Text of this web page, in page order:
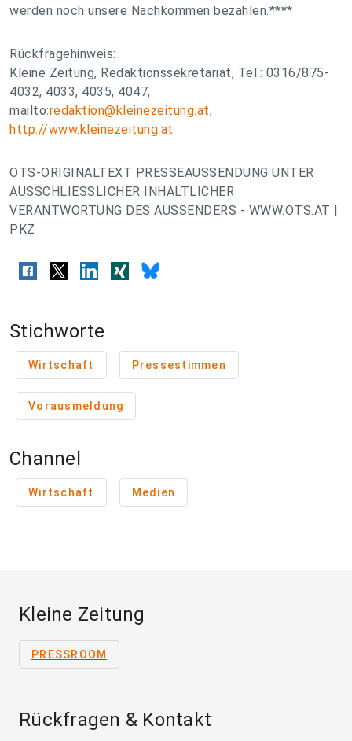
werden noch unsere Nachkommen bezahlen.****
Rückfragehinweis:
Kleine Zeitung, Redaktionssekretariat, Tel.: 0316/875-
4032, 4033, 4035, 4047,
mailto:redaktion@kleinezeitung.at,
http://www.kleinezeitung.at
OTS-ORIGINALTEXT PRESSEAUSSENDUNG UNTER
AUSSCHLIESSLICHER INHALTLICHER
VERANTWORTUNG DES AUSSENDERS - WWW.OTS.AT |
PKZ
Stichworte
Wirtschaft Pressestimmen
Vorausmeldung
Channel
Wirtschaft Medien
Kleine Zeitung
PRESSROOM
Rückfragen & Kontakt